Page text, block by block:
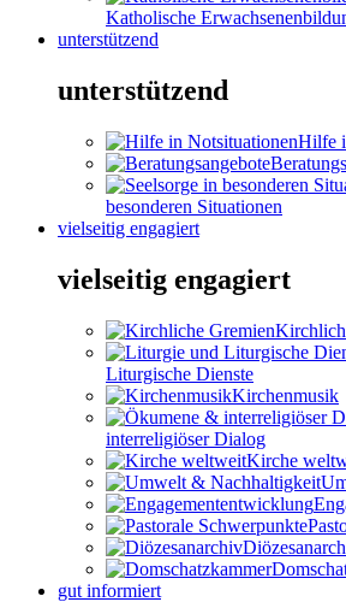
Katholische
unterstützend
unterstützend
Hilfe
besonderen Situationen
vielseitig engagiert
vielseitig engagiert
Liturgische Dienste
Kirchenmusik
interreligiöser Dialog
Kirche
gut informiert